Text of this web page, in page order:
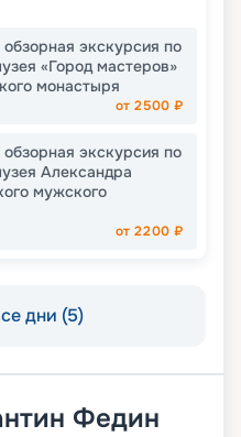
экскурсия по
«Город мастеров»
монастыря
от2500 ₽
экскурсия по
Александра
мужского
от2200 ₽
дни (5)
Федин